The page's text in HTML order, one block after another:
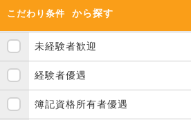
こだわり条件 から探す
未経験者歓迎
経験者優遇
簿記資格所有者優遇